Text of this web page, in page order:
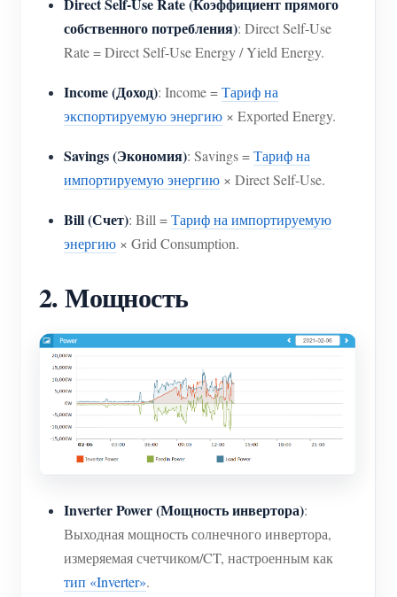
собственного потребления): Direct Self-Use
Rate = Direct Self-Use Energy / Yield Energy.
Income (Доход): Income =Тариф на
экспортируемую энергию × Exported Energy.
Savings (Экономия): Savings =Тариф на
импортируемую энергию × Direct Self-Use.
Bill (Счет): Bill =Тариф на импортируемую
энергию × Grid Consumption.
2. Мощность
Inverter Power (Мощность инвертора):
Выходная мощность солнечного инвертора,
измеряемая счетчиком/CT, настроенным как
тип «Inverter».